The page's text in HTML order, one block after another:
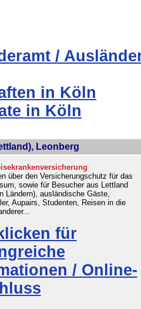
/
in Köln
in Köln
Leonberg
über den Versicherungschutz für das
sowie für Besucher aus Lettland
Ländern), ausländische Gäste,
Aupairs, Studenten, Reisen in die
für
/ Online-